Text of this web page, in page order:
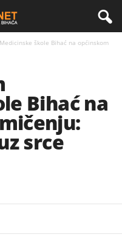
škole Bihać na općinskom
Bihać na
srce